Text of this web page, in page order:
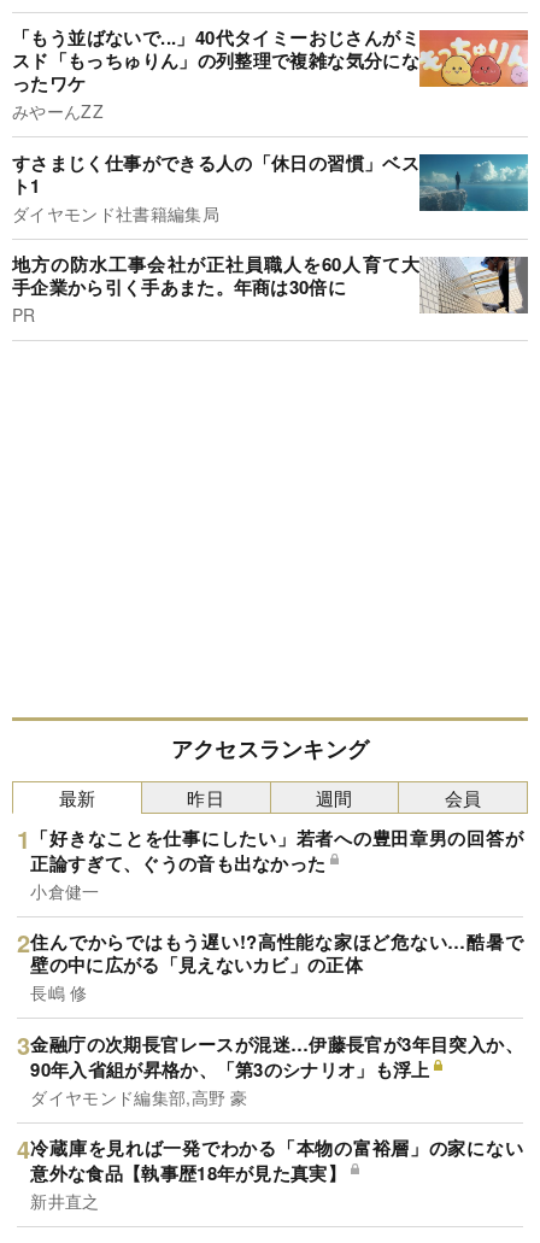
「もう並ばないで...」40代タイミーおじさんがミ
スド「もっちゅりん」の列整理で複雑な気分にな
ったワケ
みやーんZZ
すさまじく仕事ができる人の「休日の習慣」ベス
ト1
ダイヤモンド社書籍編集局
地方の防水工事会社が正社員職人を60人育て大
手企業から引く手あまた。年商は30倍に
PR
アクセスランキング
最新
「好きなことを仕事にしたい」若者への豊田章男の回答が
正論すぎて、ぐうの音も出なかった
小倉健一
住んでからではもう遅い!?高性能な家ほど危ない…酷暑で
壁の中に広がる「見えないカビ」の正体
長嶋 修
金融庁の次期長官レースが混迷…伊藤長官が3年目突入か、
90年入省組が昇格か、「第3のシナリオ」も浮上
ダイヤモンド編集部,高野 豪
冷蔵庫を見れば一発でわかる「本物の富裕層」の家にない
意外な食品【執事歴18年が見た真実】
新井直之
昨日 週間 会員